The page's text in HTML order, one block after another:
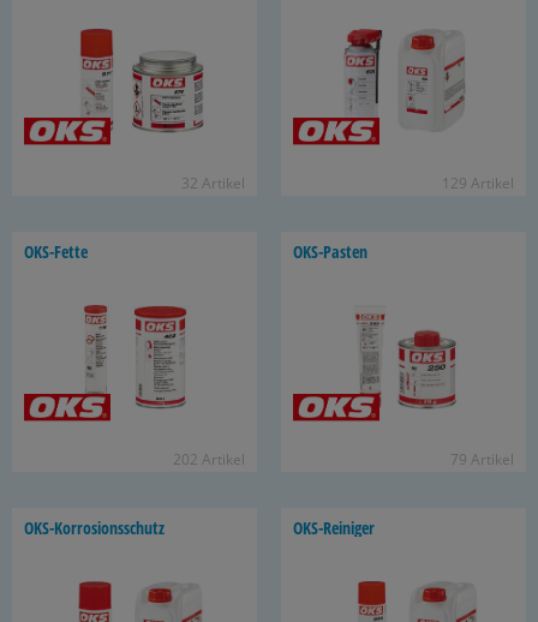
32 Ar­ti­kel 129 Ar­ti­kel
OKS-​Fette
202 Ar­ti­kel
OKS-​Pasten
79 Ar­ti­kel
OKS-​Korrosionsschutz OKS-​Reiniger